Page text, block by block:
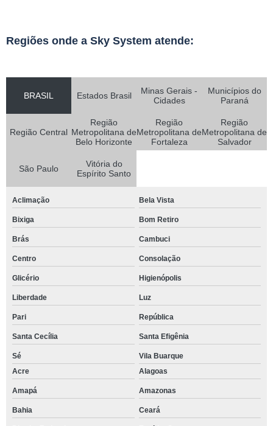
Regiões onde a Sky System atende:
BRASIL Estados Brasil
Minas Gerais -
Cidades
Municípios do
Paraná
Região Central
Região
Metropolitana de
Belo Horizonte
Região
Metropolitana de
Fortaleza
Região
Metropolitana de
Salvador
São Paulo
Vitória do
Espírito Santo
Aclimação Bela Vista
Bixiga Bom Retiro
Brás Cambuci
Centro Consolação
Glicério Higienópolis
Liberdade Luz
Pari República
Santa Cecília Santa Efigênia
Sé
Vila Buarque
Acre
Alagoas
Amapá Amazonas
Bahia Ceará